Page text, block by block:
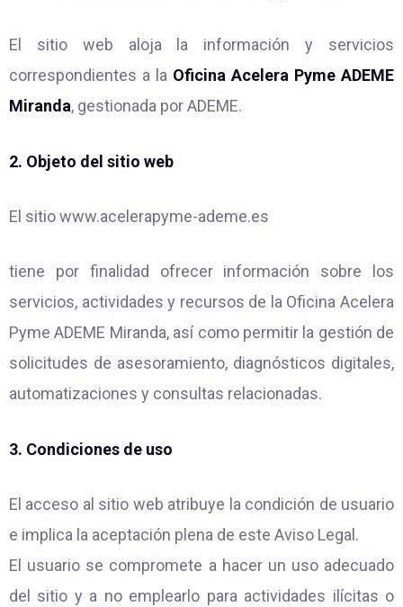
El sitio web aloja la información y servicios
correspondientes a la Oficina Acelera Pyme ADEME
Miranda, gestionada por ADEME.
2. Objeto del sitio web
El sitiowww.acelerapyme-ademe.es
tiene por finalidad ofrecer información sobre los
servicios, actividades y recursos de la Oficina Acelera
Pyme ADEME Miranda, así como permitir la gestión de
solicitudes de asesoramiento, diagnósticos digitales,
automatizaciones y consultas relacionadas.
3. Condiciones de uso
El acceso al sitio web atribuye la condición de usuario
e implica la aceptación plena de este Aviso Legal.
El usuario se compromete a hacer un uso adecuado
del sitio y a no emplearlo para actividades ilícitas o